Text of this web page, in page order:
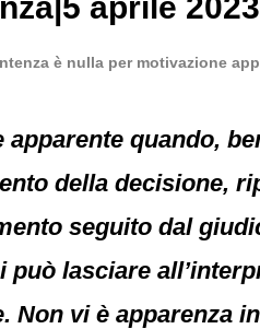
è nulla per motivazione
quando,
della decisione,
seguito dal
lasciare
vi è apparenza